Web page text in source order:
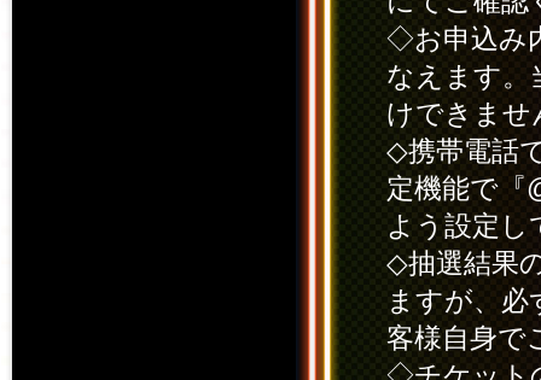
◇お申込み
なえます。
けできませ
◇携帯電話
定機能で『
よう設定し
◇抽選結果
ますが、必
客様自身で